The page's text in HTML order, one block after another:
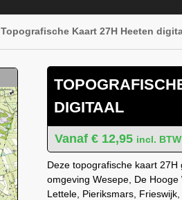
Topografische Kaart 27H Heeten
DIGITAAL
€ 12,95 incl. BTW
Deze topografische kaart
omgeving Wesepe, De
Lettele, Pieriksmars,